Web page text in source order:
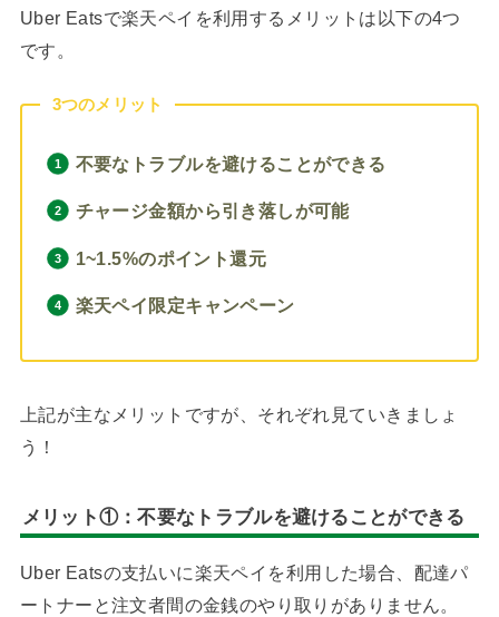
Uber Eatsで楽天ペイを利用するメリットは以下の4つ
です。
3つのメリット
不要なトラブルを避けることができる
チャージ金額から引き落しが可能
1~1.5%のポイント還元
楽天ペイ限定キャンペーン
上記が主なメリットですが、それぞれ見ていきましょ
う！
メリット①：不要なトラブルを避けることができる
Uber Eatsの支払いに楽天ペイを利用した場合、配達パ
ートナーと注文者間の金銭のやり取りがありません。